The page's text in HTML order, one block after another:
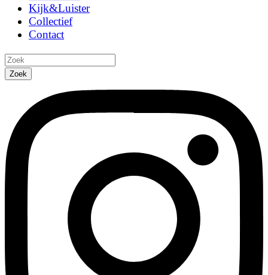
Kijk&Luister
Collectief
Contact
Zoek